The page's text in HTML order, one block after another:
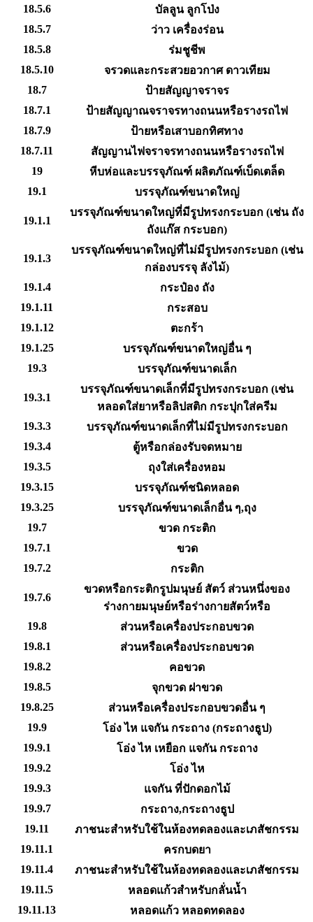
18.5.6
บัลลูน ลูกโป่ง
18.5.7
ว่าว เครื่องร่อน
18.5.8
ร่มชูชีพ
18.5.10
จรวดและกระสวยอวกาศ ดาวเทียม
18.7
ป้ายสัญญาจราจร
18.7.1
ป้ายสัญญาณจราจรทางถนนหรือรางรถไฟ
18.7.9
ป้ายหรือเสาบอกทิศทาง
18.7.11
สัญญานไฟจราจรทางถนนหรือรางรถไฟ
19
หีบห่อและบรรจุภัณฑ์ ผลิตภัณฑ์เบ็ดเตล็ด
19.1
บรรจุภัณฑ์ขนาดใหญ่
19.1.1
บรรจุภัณฑ์ขนาดใหญ่ที่มีรูปทรงกระบอก (เช่น ถัง
ถังแก๊ส กระบอก)
19.1.3
บรรจุภัณฑ์ขนาดใหญ่ที่ไม่มีรูปทรงกระบอก (เช่น
กล่องบรรจุ ลังไม้)
19.1.4
กระป๋อง ถัง
19.1.11
กระสอบ
19.1.12
ตะกร้า
19.1.25
บรรจุภัณฑ์ขนาดใหญ่อื่น ๆ
19.3
บรรจุภัณฑ์ขนาดเล็ก
19.3.1
บรรจุภัณฑ์ขนาดเล็กที่มีรูปทรงกระบอก (เช่น
หลอดใส่ยาหรือลิปสติก กระปุกใส่ครีม
19.3.3
บรรจุภัณฑ์ขนาดเล็กที่ไม่มีรูปทรงกระบอก
19.3.4
ตู้หรือกล่องรับจดหมาย
19.3.5
ถุงใส่เครื่องหอม
19.3.15
บรรจุภัณฑ์ชนิดหลอด
19.3.25
บรรจุภัณฑ์ขนาดเล็กอื่น ๆ,ถุง
19.7
ขวด กระติก
19.7.1
ขวด
19.7.2
กระติก
19.7.6
ขวดหรือกระติกรูปมนุษย์ สัตว์ ส่วนหนึ่งของ
ร่างกายมนุษย์หรือร่างกายสัตว์หรือ
19.8
ส่วนหรือเครื่องประกอบขวด
19.8.1
ส่วนหรือเครื่องประกอบขวด
19.8.2
คอขวด
19.8.5
จุกขวด ฝาขวด
19.8.25
ส่วนหรือเครื่องประกอบขวดอื่น ๆ
19.9
โอ่ง ไห แจกัน กระถาง (กระถางธูป)
19.9.1
โอ่ง ไห เหยือก แจกัน กระถาง
19.9.2
โอ่ง ไห
19.9.3
แจกัน ที่ปักดอกไม้
19.9.7
กระถาง,กระถางธูป
19.11
ภาชนะสำหรับใช้ในห้องทดลองและเภสัชกรรม
19.11.1
ครกบดยา
19.11.4
ภาชนะสำหรับใช้ในห้องทดลองและเภสัชกรรม
19.11.5
หลอดแก้วสำหรับกลั่นน้ำ
19.11.13
หลอดแก้ว หลอดทดลอง